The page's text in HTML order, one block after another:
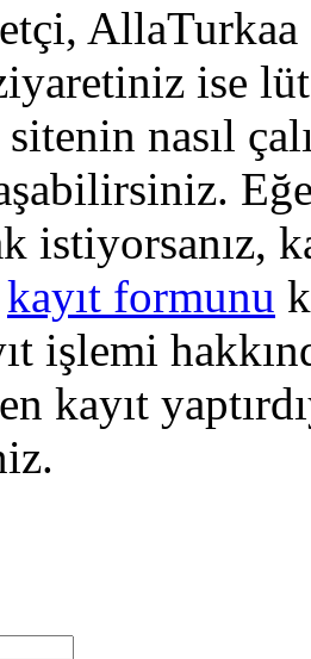
ise
nasıl
istiyorsanız,
kayıt formunu
işlemi
kayıt